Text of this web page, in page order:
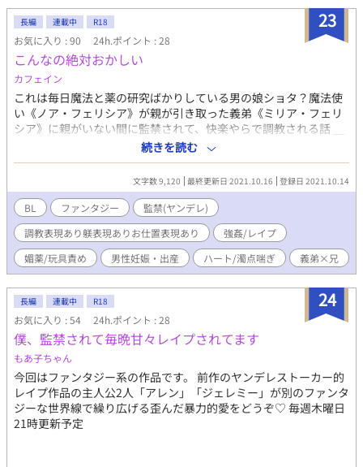
23
長編 連載中 R18
お気に入り : 90 24h.ポイント : 28
こんなの絶対おかしい
カフェイン
これは毎日魔法と薬の研究ばかりしている男の娘ショタ？魔法使
い《ノア・フェリシア》が親が引き取った義弟《ミリア・フェリ
シア》に親がいない間に監禁されて、快楽やらで調教される話 ＿
＿＿＿＿＿＿＿＿＿＿＿＿＿＿＿＿＿ 更新頻度遅め 何でもあり
(男性妊娠、媚薬、監禁、調教、強姦、玩具、濁点・ハート喘ぎな
どなど、色々入ってるので)
続きを読む
文字数 9,120 最終更新日 2021.10.16 登録日 2021.10.14
BL ファンタジー
監禁(ヤンデレ)
調教表現あり躾表現ありお仕置表現あり
強姦/レイプ
媚薬/玩具責め
男性妊娠・出産 ハート/濁点喘ぎ 義弟×兄
24
長編 連載中 R18
お気に入り : 54 24h.ポイント : 28
僕、監禁されて毎晩甘々レイプされてます
もあ子ちゃん
今回はファンタジー系の作品です。 前作のヤンデレストーカー的
レイプ作品の主人公2人「アレン」「ジェレミー」が別のファンタ
ジーな世界線で繰り広げる歪んだ暴力的愛をどうぞ♡ 毎週木曜日
21時更新予定